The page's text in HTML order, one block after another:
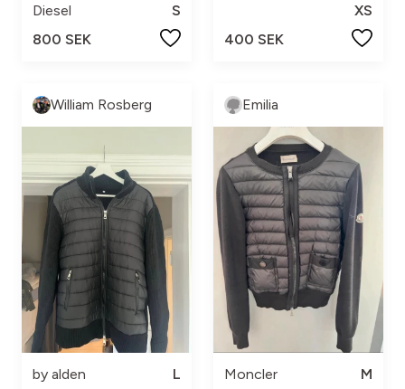
Diesel
S
800 SEK
XS
400 SEK
William Rosberg
by alden
L
Emilia
Moncler
M